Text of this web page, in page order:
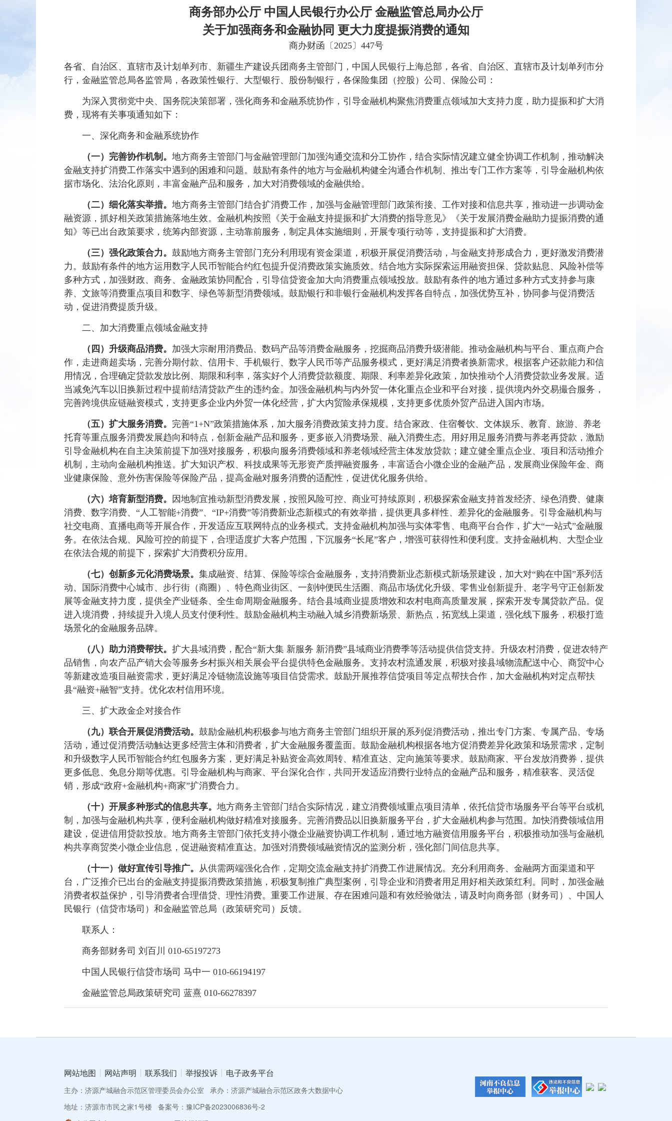
商务部办公厅 中国人民银行办公厅 金融监管总局办公厅
关于加强商务和金融协同 更大力度提振消费的通知
商办财函〔2025〕447号
各省、自治区、直辖市及计划单列市、新疆生产建设兵团商务主管部门，中国人民银行上海总部，各省、自治区、直辖市及计划单列市分
行，金融监管总局各监管局，各政策性银行、大型银行、股份制银行，各保险集团（控股）公司、保险公司：
为深入贯彻党中央、国务院决策部署，强化商务和金融系统协作，引导金融机构聚焦消费重点领域加大支持力度，助力提振和扩大消
费，现将有关事项通知如下：
一、深化商务和金融系统协作
（一）完善协作机制。 地方商务主管部门与金融管理部门加强沟通交流和分工协作，结合实际情况建立健全协调工作机制，推动解决
金融支持扩消费工作落实中遇到的困难和问题。鼓励有条件的地方与金融机构健全沟通合作机制、推出专门工作方案等，引导金融机构依
据市场化、法治化原则，丰富金融产品和服务，加大对消费领域的金融供给。
（二）细化落实举措。 地方商务主管部门结合扩消费工作，加强与金融管理部门政策衔接、工作对接和信息共享，推动进一步调动金
融资源，抓好相关政策措施落地生效。金融机构按照《关于金融支持提振和扩大消费的指导意见》《关于发展消费金融助力提振消费的通
知》等已出台政策要求，统筹内部资源，主动靠前服务，制定具体实施细则，开展专项行动等，支持提振和扩大消费。
（三）强化政策合力。 鼓励地方商务主管部门充分利用现有资金渠道，积极开展促消费活动，与金融支持形成合力，更好激发消费潜
力。鼓励有条件的地方运用数字人民币智能合约红包提升促消费政策实施质效。结合地方实际探索运用融资担保、贷款贴息、风险补偿等
多种方式，加强财政、商务、金融政策协同配合，引导信贷资金加大向消费重点领域投放。鼓励有条件的地方通过多种方式支持参与康
养、文旅等消费重点项目和数字、绿色等新型消费领域。鼓励银行和非银行金融机构发挥各自特点，加强优势互补，协同参与促消费活
动，促进消费提质升级。
二、加大消费重点领域金融支持
（四）升级商品消费。 加强大宗耐用消费品、数码产品等消费金融服务，挖掘商品消费升级潜能。推动金融机构与平台、重点商户合
作，走进商超卖场，完善分期付款、信用卡、手机银行、数字人民币等产品服务模式，更好满足消费者换新需求。根据客户还款能力和信
用情况，合理确定贷款发放比例、期限和利率，落实好个人消费贷款额度、期限、利率差异化政策，加快推动个人消费贷款业务发展。适
当减免汽车以旧换新过程中提前结清贷款产生的违约金。加强金融机构与内外贸一体化重点企业和平台对接，提供境内外交易撮合服务，
完善跨境供应链融资模式，支持更多企业内外贸一体化经营，扩大内贸险承保规模，支持更多优质外贸产品进入国内市场。
（五）扩大服务消费。 完善“1+N”政策措施体系，加大服务消费政策支持力度。结合家政、住宿餐饮、文体娱乐、教育、旅游、养老
托育等重点服务消费发展趋向和特点，创新金融产品和服务，更多嵌入消费场景、融入消费生态。用好用足服务消费与养老再贷款，激励
引导金融机构在自主决策前提下加强对接服务，积极向服务消费领域和养老领域经营主体发放贷款；建立健全重点企业、项目和活动推介
机制，主动向金融机构推送。扩大知识产权、科技成果等无形资产质押融资服务，丰富适合小微企业的金融产品，发展商业保险年金、商
业健康保险、意外伤害保险等保险产品，提高金融对服务消费的适配性，促进优化服务供给。
（六）培育新型消费。
因地制宜推动新型消费发展，按照风险可控、商业可持续原则，积极探索金融支持首发经济、绿色消费、健康
消费、数字消费、“人工智能+消费”、“IP+消费”等消费新业态新模式的有效举措，提供更具多样性、差异化的金融服务。引导金融机构与
社交电商、直播电商等开展合作，开发适应互联网特点的业务模式。支持金融机构加强与实体零售、电商平台合作，扩大“一站式”金融服
务。在依法合规、风险可控的前提下，合理适度扩大客户范围，下沉服务“长尾”客户，增强可获得性和便利度。支持金融机构、大型企业
在依法合规的前提下，探索扩大消费积分应用。
（七）创新多元化消费场景。 集成融资、结算、保险等综合金融服务，支持消费新业态新模式新场景建设，加大对“购在中国”系列活
动、国际消费中心城市、步行街（商圈）、特色商业街区、一刻钟便民生活圈、商品市场优化升级、零售业创新提升、老字号守正创新发
展等金融支持力度，提供全产业链条、全生命周期金融服务。结合县域商业提质增效和农村电商高质量发展，探索开发专属贷款产品。促
进入境消费，持续提升入境人员支付便利性。鼓励金融机构主动融入城乡消费新场景、新热点，拓宽线上渠道，强化线下服务，积极打造
场景化的金融服务品牌。
（八）助力消费帮扶。 扩大县域消费，配合“新大集 新服务 新消费”县域商业消费季等活动提供信贷支持。升级农村消费，促进农特产
品销售，向农产品产销大会等服务乡村振兴相关展会平台提供特色金融服务。支持农村流通发展，积极对接县域物流配送中心、商贸中心
等新建改造项目融资需求，更好满足冷链物流设施等项目信贷需求。鼓励开展推荐信贷项目等定点帮扶合作，加大金融机构对定点帮扶
县“融资+融智”支持。优化农村信用环境。
三、扩大政金企对接合作
（九）联合开展促消费活动。 鼓励金融机构积极参与地方商务主管部门组织开展的系列促消费活动，推出专门方案、专属产品、专场
活动，通过促消费活动触达更多经营主体和消费者，扩大金融服务覆盖面。鼓励金融机构根据各地方促消费差异化政策和场景需求，定制
和升级数字人民币智能合约红包服务方案，更好满足补贴资金高效周转、精准直达、定向施策等要求。鼓励商家、平台发放消费券，提供
更多低息、免息分期等优惠。引导金融机构与商家、平台深化合作，共同开发适应消费行业特点的金融产品和服务，精准获客、灵活促
销，形成“政府+金融机构+商家”扩消费合力。
（十）开展多种形式的信息共享。 地方商务主管部门结合实际情况，建立消费领域重点项目清单，依托信贷市场服务平台等平台或机
制，加强与金融机构共享，便利金融机构做好精准对接服务。完善消费品以旧换新服务平台，扩大金融机构参与范围。加快消费领域信用
建设，促进信用贷款投放。地方商务主管部门依托支持小微企业融资协调工作机制，通过地方融资信用服务平台，积极推动加强与金融机
构共享商贸类小微企业信息，促进融资精准直达。加强对消费领域融资情况的监测分析，强化部门间信息共享。
（十一）做好宣传引导推广。 从供需两端强化合作，定期交流金融支持扩消费工作进展情况。充分利用商务、金融两方面渠道和平
台，广泛推介已出台的金融支持提振消费政策措施，积极复制推广典型案例，引导企业和消费者用足用好相关政策红利。同时，加强金融
消费者权益保护，引导消费者合理借贷、理性消费。重要工作进展、存在困难问题和有效经验做法，请及时向商务部（财务司）、中国人
民银行（信贷市场司）和金融监管总局（政策研究司）反馈。
联系人：
商务部财务司 刘百川 010-65197273
中国人民银行信贷市场司 马中一 010-66194197
金融监管总局政策研究司 蓝熹 010-66278397
网站地图 网站声明 联系我们 举报投诉 电子政务平台
主办：济源产城融合示范区管理委员会办公室
承办：济源产城融合示范区政务大数据中心
地址：济源市市民之家1号楼
备案号：豫ICP备2023006836号-2